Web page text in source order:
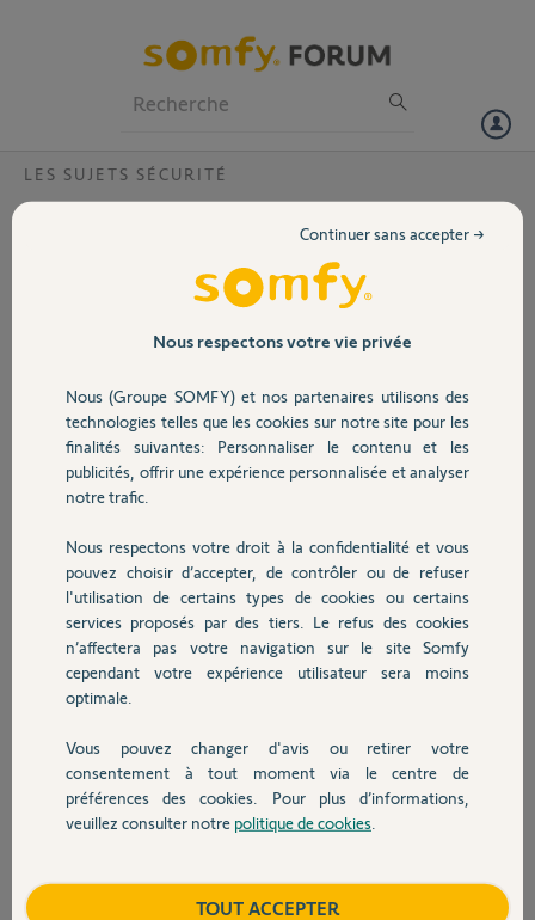
Volet
Sécurité
Domotique
Chauffage
Autres produits
Devis avec un pro
Contact
LES SUJETS SÉCURITÉ
Compatibilité de détécteurs Domis
Protexiom avec sirènes/centrales récentes
Bonjour,
J'ai une ancienne alarme
Domis (de mémoire
La centrale sirène semble
essayé de ré-initialiser le
système en suivant
divers protocoles
Les détecteurs semblent
fonctionnels (ils
détectent quand on les
tests) et le transmetteur
RTC déclenche un appel
en cas d'ouverture du
Je souhaite donc conserver les détecteurs (et éventuellement le
transmetteur RTC) et donc remplacer la sirène/centrale, sans avoir à
racheter un pack complet. Outre des économies substancielles, cela
me permettrait de ne pas avoir à remplacer tous les détecteurs (j'en
1/ Avez-vous une solution à suggérer ?
2/ J'ai identifié le GSM starter pack, mais surdimensionné pour mon
Nous respectons votre vie privée
Nous (Groupe SOMFY) et nos partenaires utilisons des
technologies telles que les cookies sur notre site pour les
finalités suivantes: Personnaliser le contenu et les
publicités, offrir une expérience personnalisée et analyser
notre trafic.
Nous respectons votre droit à la confidentialité et vous
pouvez choisir d’accepter, de contrôler ou de refuser
l'utilisation de certains types de cookies ou certains
services proposés par des tiers. Le refus des cookies
n’affectera pas votre navigation sur le site Somfy
cependant votre expérience utilisateur sera moins
optimale.
Vous pouvez changer d'avis ou retirer votre
consentement à tout moment via le centre de
préférences des cookies. Pour plus d’informations,
veuillez consulter notre politique de cookies
Continuer sans accepter →
TOUT ACCEPTER